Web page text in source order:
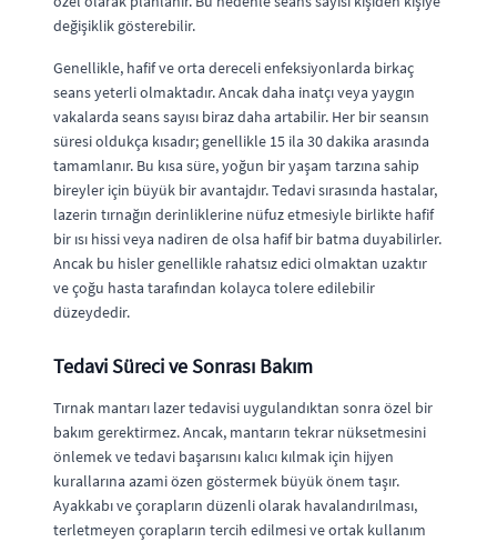
değişiklik gösterebilir.
Genellikle, hafif ve orta dereceli enfeksiyonlarda birkaç
seans yeterli olmaktadır. Ancak daha inatçı veya yaygın
vakalarda seans sayısı biraz daha artabilir. Her bir seansın
süresi oldukça kısadır; genellikle 15 ila 30 dakika arasında
tamamlanır. Bu kısa süre, yoğun bir yaşam tarzına sahip
bireyler için büyük bir avantajdır. Tedavi sırasında hastalar,
lazerin tırnağın derinliklerine nüfuz etmesiyle birlikte hafif
bir ısı hissi veya nadiren de olsa hafif bir batma duyabilirler.
Ancak bu hisler genellikle rahatsız edici olmaktan uzaktır
ve çoğu hasta tarafından kolayca tolere edilebilir
düzeydedir.
Tedavi Süreci ve Sonrası Bakım
Tırnak mantarı lazer tedavisi uygulandıktan sonra özel bir
bakım gerektirmez. Ancak, mantarın tekrar nüksetmesini
önlemek ve tedavi başarısını kalıcı kılmak için hijyen
kurallarına azami özen göstermek büyük önem taşır.
Ayakkabı ve çorapların düzenli olarak havalandırılması,
terletmeyen çorapların tercih edilmesi ve ortak kullanım